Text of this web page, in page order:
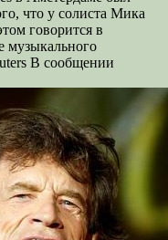
что у солиста Мика
говорится в
музыкального
В сообщении